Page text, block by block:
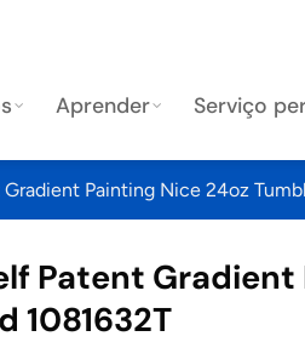
Aprender Serviço
Painting Nice 24oz
Patent
1081632T